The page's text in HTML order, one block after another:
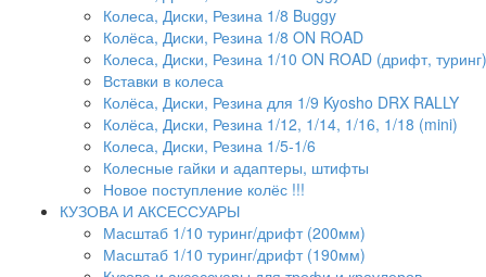
Колеса, Диски, Резина 1/8 Buggy
Колёса, Диски, Резина 1/8 ON ROAD
Колеса, Диски, Резина 1/10 ON ROAD (дрифт, туринг)
Вставки в колеса
Колёса, Диски, Резина для 1/9 Kyosho DRX RALLY
Колёса, Диски, Резина 1/12, 1/14, 1/16, 1/18 (mini)
Колеса, Диски, Резина 1/5-1/6
Колесные гайки и адаптеры, штифты
Новое поступление колёс !!!
КУЗОВА И АКСЕССУАРЫ
Масштаб 1/10 туринг/дрифт (200мм)
Масштаб 1/10 туринг/дрифт (190мм)